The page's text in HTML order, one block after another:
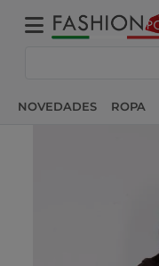
NOVEDADES ROPA